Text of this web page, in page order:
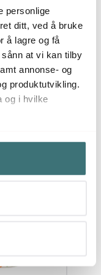
personlige
ditt, ved å bruke
å lagre og få
at vi kan tilby
annonse- og
produktutvikling.
og i hvilke
innenfor
skanne den for
dine personlige
tilbake ditt
rustfritt
mm